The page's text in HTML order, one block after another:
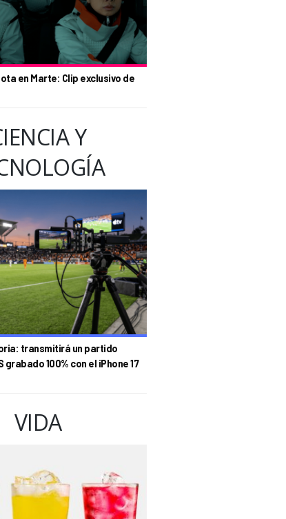
en Marte: Clip exclusivo de
Y
transmitirá un partido
grabado 100% con el iPhone 17
VIDA